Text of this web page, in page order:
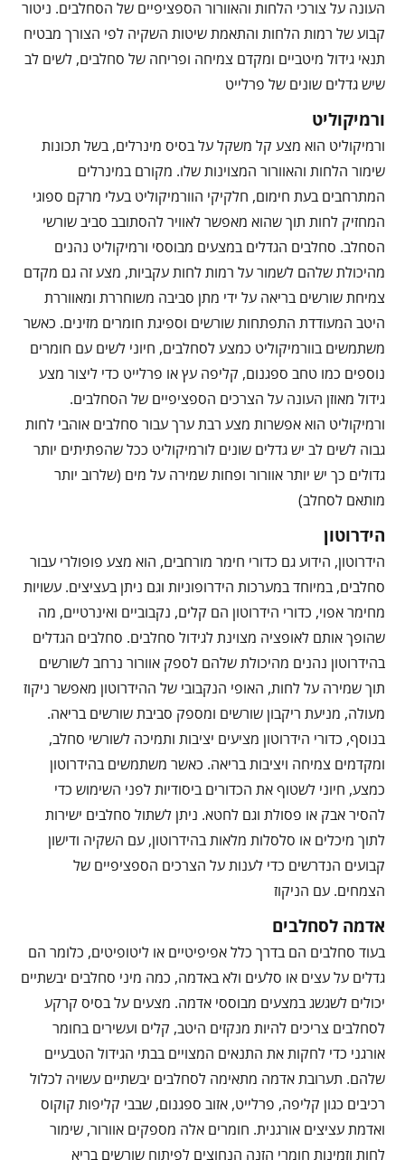
העונה על צורכי הלחות והאוורור הספציפיים של הסחלבים. ניטור
קבוע של רמות הלחות והתאמת שיטות השקיה לפי הצורך מבטיח
תנאי גידול מיטביים ומקדם צמיחה ופריחה של סחלבים, לשים לב
שיש גדלים שונים של פרלייט
ורמיקוליט
ורמיקוליט הוא מצע קל משקל על בסיס מינרלים, בשל תכונות
שימור הלחות והאוורור המצוינות שלו. מקורם במינרלים
המתרחבים בעת חימום, חלקיקי הוורמיקוליט בעלי מרקם ספוגי
המחזיק לחות תוך שהוא מאפשר לאוויר להסתובב סביב שורשי
הסחלב. סחלבים הגדלים במצעים מבוססי ורמיקוליט נהנים
מהיכולת שלהם לשמור על רמות לחות עקביות, מצע זה גם מקדם
צמיחת שורשים בריאה על ידי מתן סביבה משוחררת ומאווררת
היטב המעודדת התפתחות שורשים וספיגת חומרים מזינים. כאשר
משתמשים בוורמיקוליט כמצע לסחלבים, חיוני לשים עם חומרים
נוספים כמו טחב ספגנום, קליפה עץ או פרלייט כדי ליצור מצע
גידול מאוזן העונה על הצרכים הספציפיים של הסחלבים.
ורמיקוליט הוא אפשרות מצע רבת ערך עבור סחלבים אוהבי לחות
גבוה לשים לב יש גדלים שונים לורמיקוליט ככל שהפתיתים יותר
גדולים כך יש יותר אוורור ופחות שמירה על מים (שלרוב יותר
מותאם לסחלב)
הידרוטון
הידרוטון, הידוע גם כדורי חימר מורחבים, הוא מצע פופולרי עבור
סחלבים, במיוחד במערכות הידרופוניות וגם ניתן בעציצים. עשויות
מחימר אפוי, כדורי הידרוטון הם קלים, נקבוביים ואינרטיים, מה
שהופך אותם לאופציה מצוינת לגידול סחלבים. סחלבים הגדלים
בהידרוטון נהנים מהיכולת שלהם לספק אוורור נרחב לשורשים
תוך שמירה על לחות, האופי הנקבובי של ההידרוטון מאפשר ניקוז
מעולה, מניעת ריקבון שורשים ומספק סביבת שורשים בריאה.
בנוסף, כדורי הידרוטון מציעים יציבות ותמיכה לשורשי סחלב,
ומקדמים צמיחה ויציבות בריאה. כאשר משתמשים בהידרוטון
כמצע, חיוני לשטוף את הכדורים ביסודיות לפני השימוש כדי
להסיר אבק או פסולת וגם לחטא. ניתן לשתול סחלבים ישירות
לתוך מיכלים או סלסלות מלאות בהידרוטון, עם השקיה ודישון
קבועים הנדרשים כדי לענות על הצרכים הספציפיים של
הצמחים. עם הניקוז
אדמה לסחלבים
בעוד סחלבים הם בדרך כלל אפיפיטיים או ליטופיטים, כלומר הם
גדלים על עצים או סלעים ולא באדמה, כמה מיני סחלבים יבשתיים
יכולים לשגשג במצעים מבוססי אדמה. מצעים על בסיס קרקע
לסחלבים צריכים להיות מנקזים היטב, קלים ועשירים בחומר
אורגני כדי לחקות את התנאים המצויים בבתי הגידול הטבעיים
שלהם. תערובת אדמה מתאימה לסחלבים יבשתיים עשויה לכלול
רכיבים כגון קליפה, פרלייט, אזוב ספגנום, שבבי קליפות קוקוס
ואדמת עציצים אורגנית. חומרים אלה מספקים אוורור, שימור
לחות וזמינות חומרי הזנה הנחוצים לפיתוח שורשים בריא